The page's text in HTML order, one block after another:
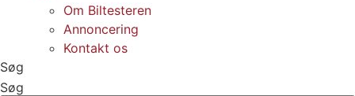
Om Biltesteren
Annoncering
Kontakt os
Søg
Søg